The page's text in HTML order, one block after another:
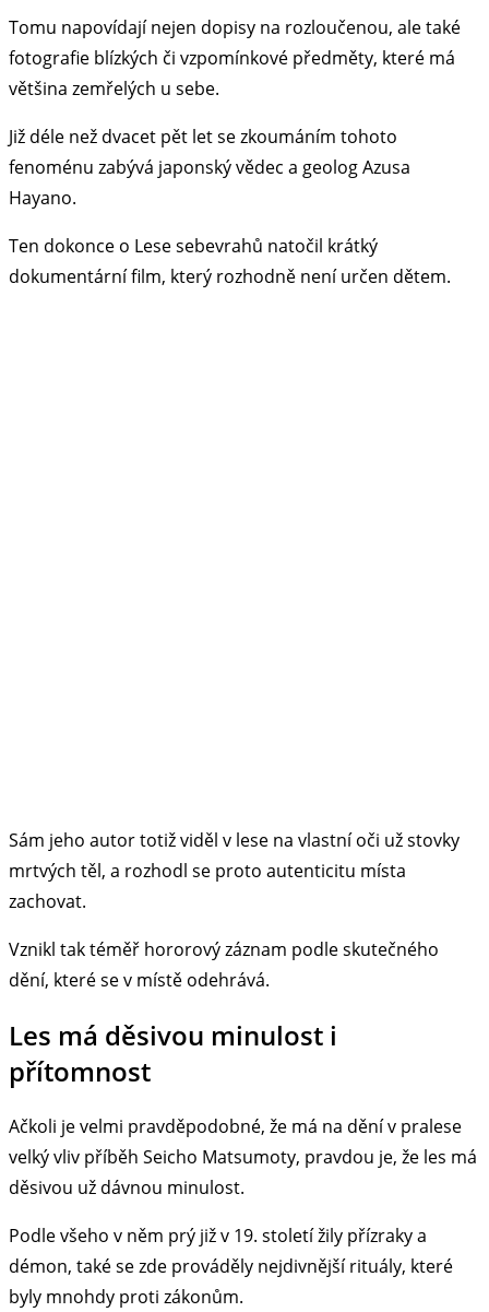
Tomu napovídají nejen dopisy na rozloučenou, ale také
fotografie blízkých či vzpomínkové předměty, které má
většina zemřelých u sebe.
Již déle než dvacet pět let se zkoumáním tohoto
fenoménu zabývá japonský vědec a geolog Azusa
Hayano.
Ten dokonce o Lese sebevrahů natočil krátký
dokumentární film, který rozhodně není určen dětem.
Sám jeho autor totiž viděl v lese na vlastní oči už stovky
mrtvých těl, a rozhodl se proto autenticitu místa
zachovat.
Vznikl tak téměř hororový záznam podle skutečného
dění, které se v místě odehrává.
Les má děsivou minulost i
přítomnost
Ačkoli je velmi pravděpodobné, že má na dění v pralese
velký vliv příběh Seicho Matsumoty, pravdou je, že les má
děsivou už dávnou minulost.
Podle všeho v něm prý již v 19. století žily přízraky a
démon, také se zde prováděly nejdivnější rituály, které
byly mnohdy proti zákonům.